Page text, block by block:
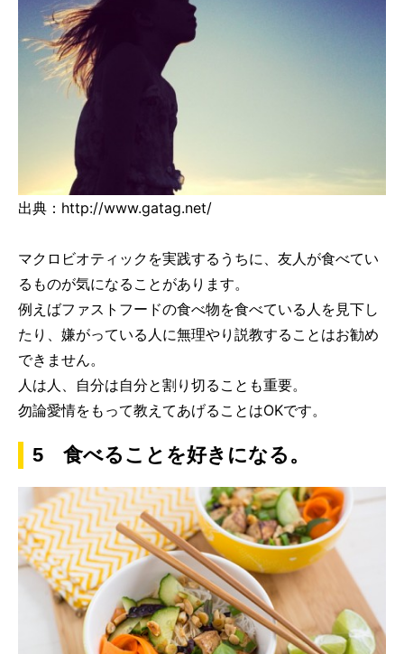
出典：http://www.gatag.net/
マクロビオティックを実践するうちに、友人が食べてい
るものが気になることがあります。
例えばファストフードの食べ物を食べている人を見下し
たり、嫌がっている人に無理やり説教することはお勧め
できません。
人は人、自分は自分と割り切ることも重要。
勿論愛情をもって教えてあげることはOKです。
5 食べることを好きになる。